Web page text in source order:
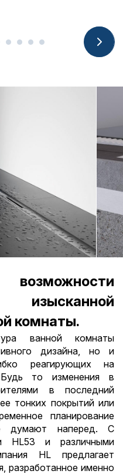
комнаты.
ванной комнаты
дизайна, но и
реагирующих на
то изменения в
в последний
тонких покрытий или
планирование
думают наперед. С
HL53 и различными
HL предлагает
разработанное именно